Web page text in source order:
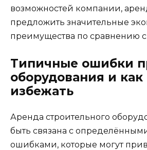
возможностей компании,
предложить значительные
преимущества по сравнению
Типичные ошибки
оборудования и как
избежать
Аренда строительного
быть связана с
ошибками, которые могут